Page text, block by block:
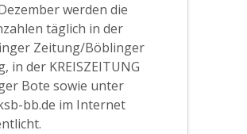
werden die
täglich in der
Zeitung/Böblinger
in der KREISZEITUNG
Bote sowie unter
bb.de im Internet